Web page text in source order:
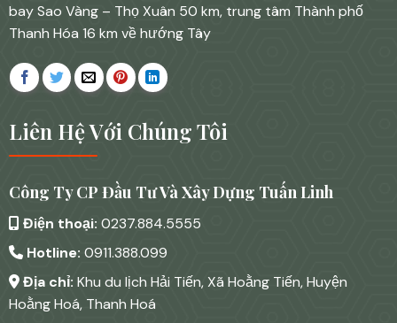
bay Sao Vàng – Thọ Xuân 50 km, trung tâm Thành phố
Thanh Hóa 16 km về hướng Tây
Liên Hệ Với Chúng Tôi
Công Ty CP Đầu Tư Và Xây Dựng Tuấn Linh
Điện thoại: 0237.884.5555
Hotline: 0911.388.099
Địa chỉ: Khu du lịch Hải Tiến, Xã Hoằng Tiến, Huyện
Hoằng Hoá, Thanh Hoá